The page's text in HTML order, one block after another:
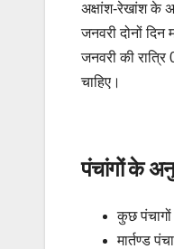
अक्षांश-रेखांश के
जनवरी दोनों
जनवरी की
चाहिए।
पंचांगों के
कुछ
मार्तण्ड